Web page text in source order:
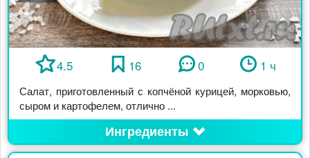
4.5 16 0 1 ч
Салат, приготовленный с копчёной курицей, морковью,
сыром и картофелем, отлично ...
Ингредиенты